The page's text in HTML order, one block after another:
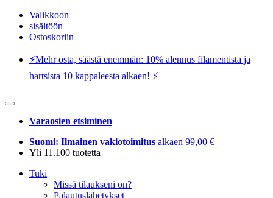
Valikkoon
sisältöön
Ostoskoriin
⚡️Mehr osta, säästä enemmän: 10% alennus filamentista ja
hartsista 10 kappaleesta alkaen! ⚡️
Varaosien etsiminen
Suomi: Ilmainen vakiotoimitus alkaen 99,00 €
Yli 11.100 tuotetta
Tuki
Missä tilaukseni on?
Palautuslähetykset